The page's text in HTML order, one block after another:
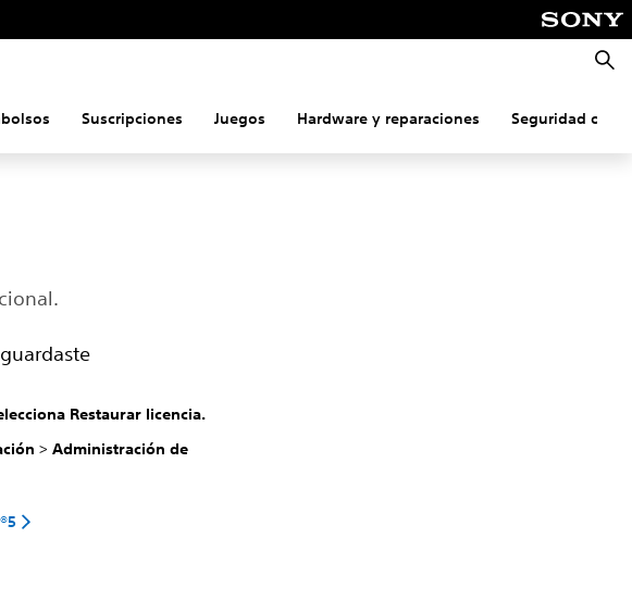
Suscripciones Juegos Hardware y reparaciones Seguridad
Restaurar licencia.
>Administración de